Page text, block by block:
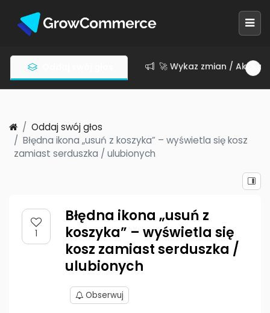
🚀 Wykaz zmian /
Oddaj swój głos
Błędna ikona „usuń z koszyka” – wyświetla się kosz
zamiast serduszka / ulubionych
1
Błędna ikona „usuń z
koszyka” – wyświetla się
kosz zamiast serduszka /
ulubionych
Obserwuj